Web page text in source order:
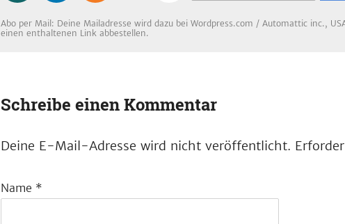
Abo per Mail: Deine Mailadresse wird dazu bei Wordpress.com / Automattic inc.,
einen enthaltenen Link abbestellen.
Schreibe einen Kommentar
Deine E-Mail-Adresse wird nicht veröffentlicht.
Name *